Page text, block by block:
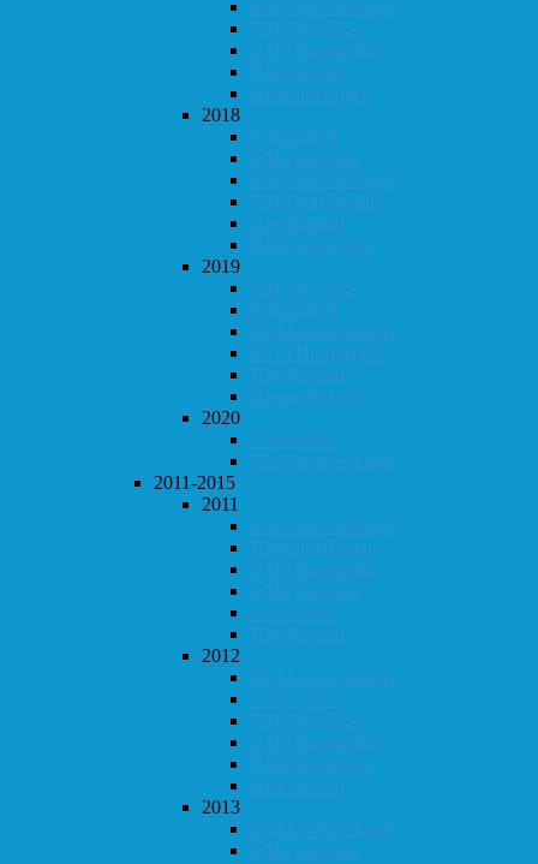
Klubbmesterskapet
KM i lynsjakk
KM i hurtigsjakk
Høst-konrad
Høstturneringen
2018
Vår-konrad
KM i lynsjakk
Klubbmesterskapet
KM i hurtigsjakk
Høst-konrad
Høstturneringen
2019
KM i lynsjakk
Vår-konrad
Klubbmesterskapet
KM i Hurtigsjakk
Høst-konrad
Høstturneringen
2020
Vår-konrad
Klubbmesterskapet
2011-2015
2011
Klubbmesterskapet
Høstturneringen
KM i hurtigsjakk
KM i lynsjakk
Vår-konrad
Høst-konrad
2012
Klubbmesterskapet
Vår-konrad
KM i lynsjakk
KM i hurtigsjakk
Høstturneringen
Høst-konrad
2013
Klubbmesterskapet
KM i lynsjakk